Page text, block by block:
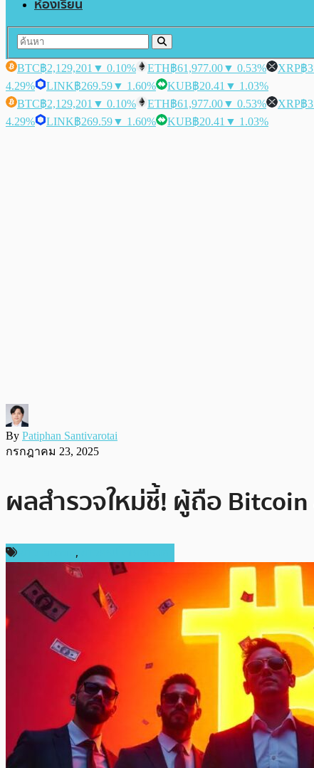
ห้องเรียน
BTC฿2,129,201 ▼ 0.10% ETH฿61,977.00▼ 0.53% XRP฿
4.29%
LINK฿269.59▼ 1.60% KUB฿20.41 ▼ 1.03%
BTC฿2,129,201 ▼ 0.10% ETH฿61,977.00▼ 0.53% XRP฿
4.29%
LINK฿269.59▼ 1.60% KUB฿20.41 ▼ 1.03%
By Patiphan Santivarotai
กรกฎาคม 23, 2025
ผลสำรวจใหม่ชี้! ผู้ถือ
,